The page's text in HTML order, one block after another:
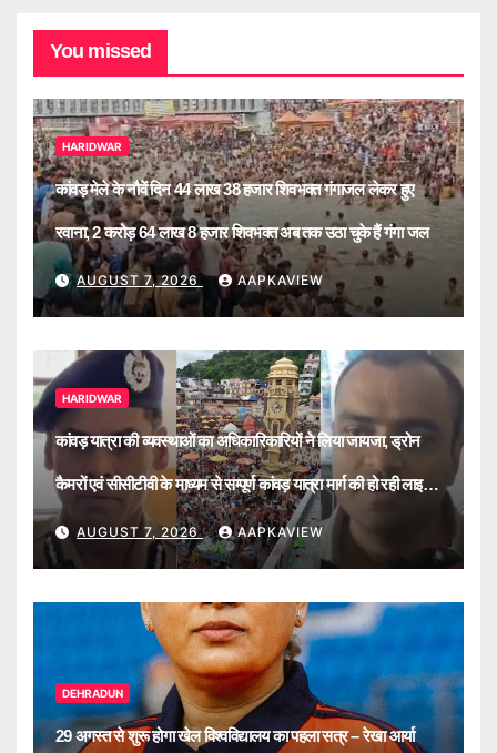
You missed
HARIDWAR
कांवड़ मेले के नौवें दिन 44 लाख 38 हजार शिवभक्त गंगाजल लेकर हुए
रवाना, 2 करोड़ 64 लाख 8 हजार शिवभक्त अब तक उठा चुके हैं गंगा जल
AUGUST 7, 2026 AAPKAVIEW
HARIDWAR
कांवड़ यात्रा की व्यवस्थाओं का अधिकारिकारियों ने लिया जायजा, ड्रोन
कैमरों एवं सीसीटीवी के माध्यम से सम्पूर्ण कांवड़ यात्रा मार्ग की हो रही लाइव
मॉनिटरिंग
AUGUST 7, 2026 AAPKAVIEW
DEHRADUN
29 अगस्त से शुरू होगा खेल विश्वविद्यालय का पहला सत्र – रेखा आर्या